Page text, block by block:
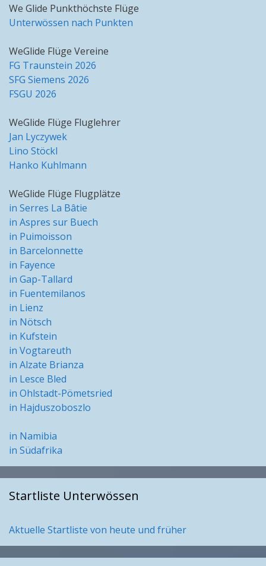
We Glide Punkthöchste Flüge
Unterwössen nach Punkten
WeGlide Flüge Vereine
FG Traunstein 2026
SFG Siemens 2026
FSGU 2026
WeGlide Flüge Fluglehrer
Jan Lyczywek
Lino Stöckl
Hanko Kuhlmann
WeGlide Flüge Flugplätze
in Serres La Bâtie
in Aspres sur Buech
in Puimoisson
in Barcelonnette
in Fayence
in Gap-Tallard
in Fuentemilanos
in Lienz
in Nötsch
in Kufstein
in Vogtareuth
in Alzate Brianza
in Lesce Bled
in Ohlstadt-Pömetsried
in Hajduszoboszlo
in Namibia
in Südafrika
Startliste Unterwössen
Aktuelle Startliste von heute und früher